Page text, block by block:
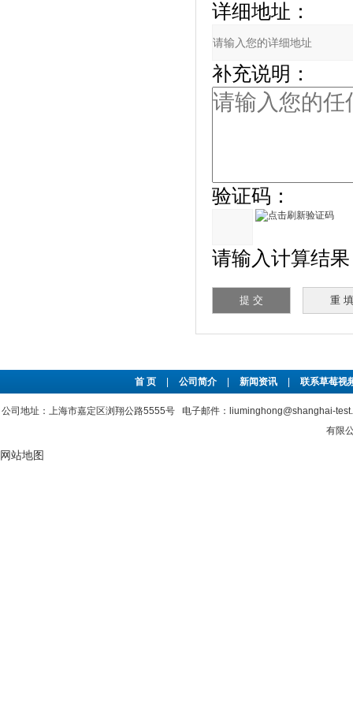
详细地址：
补充说明：
验证码：
请输入计算结果
首 页 公司简介 新闻资讯 联系草莓视
公司地址：上海市嘉定区浏翔公路5555号 电子邮件：liuminghong@shanghai-
有限公
网站地图